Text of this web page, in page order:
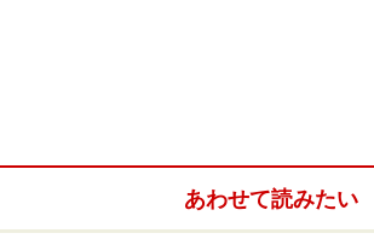
あわせて読みたい